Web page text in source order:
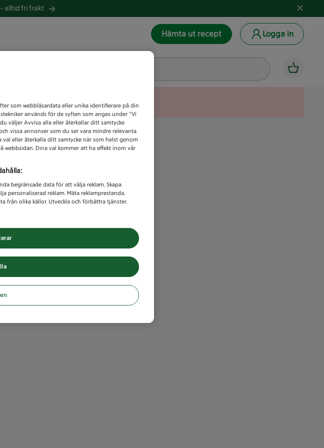
alltid fri frakt
Hämta ut recept Logga in
Unknown error
som webbläsardata eller unika identifierare på din
används för de syften som anges under ”Vi
väljer Avvisa alla eller återkallar ditt samtycke
vissa annonser som du ser vara mindre relevanta
eller återkalla ditt samtycke när som helst genom
webbsidan. Dina val kommer att ha effekt inom vår
begränsade data för att välja reklam. Skapa
personaliserad reklam. Mäta reklamprestanda.
från olika källor. Utveckla och förbättra tjänster.